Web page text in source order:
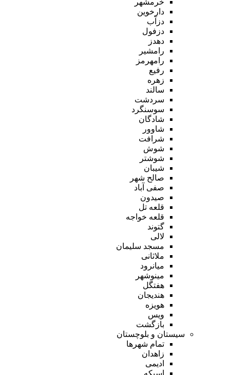
دارخوین
دزآب
دزفول
دهدز
رامشیر
رامهرمز
رفیع
زهره
سالند
سردشت
سوسنگرد
شادگان
شاوور
شرافت
شوش
شوشتر
شیبان
صالح شهر
صفی آباد
صیدون
قلعه تل
قلعه خواجه
گتوند
لالی
مسجد سلیمان
ملاثانی
میانرود
مینوشهر
هفتگل
هندیجان
هویزه
ویس
بازگشت
سیستان و بلوچستان
تمام شهر‌ها
زاهدان
ادیمی
اسپکه